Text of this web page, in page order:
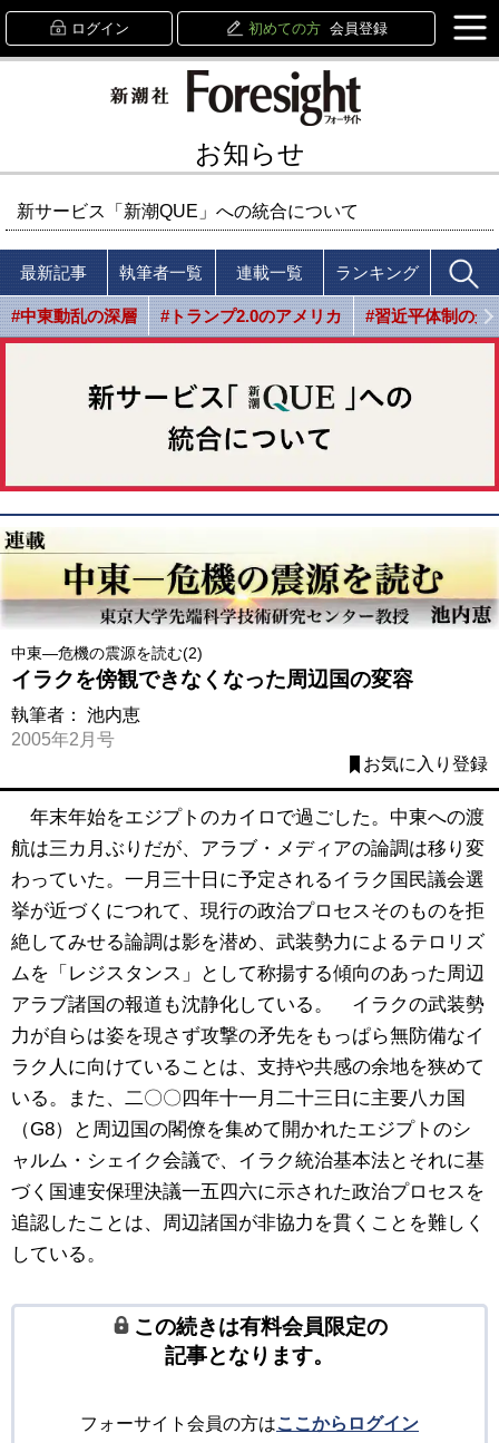
ログイン 初めての方 会員登録
お知らせ
新サービス「新潮QUE」への統合について
最新記事 執筆者一覧 連載一覧 ランキング
#中東動乱の深層 #トランプ2.0のアメリカ #習近平体制の光
中東―危機の震源を読む(2)
イラクを傍観できなくなった周辺国の変容
執筆者： 池内恵
2005年2月号
お気に入り登録
年末年始をエジプトのカイロで過ごした。中東への渡
航は三カ月ぶりだが、アラブ・メディアの論調は移り変
わっていた。一月三十日に予定されるイラク国民議会選
挙が近づくにつれて、現行の政治プロセスそのものを拒
絶してみせる論調は影を潜め、武装勢力によるテロリズ
ムを「レジスタンス」として称揚する傾向のあった周辺
アラブ諸国の報道も沈静化している。 イラクの武装勢
力が自らは姿を現さず攻撃の矛先をもっぱら無防備なイ
ラク人に向けていることは、支持や共感の余地を狭めて
いる。また、二〇〇四年十一月二十三日に主要八カ国
（G8）と周辺国の閣僚を集めて開かれたエジプトのシ
ャルム・シェイク会議で、イラク統治基本法とそれに基
づく国連安保理決議一五四六に示された政治プロセスを
追認したことは、周辺諸国が非協力を貫くことを難しく
している。
この続きは有料会員限定の
記事となります。
フォーサイト会員の方はここからログイン